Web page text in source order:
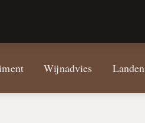
Wijnadvies Landen